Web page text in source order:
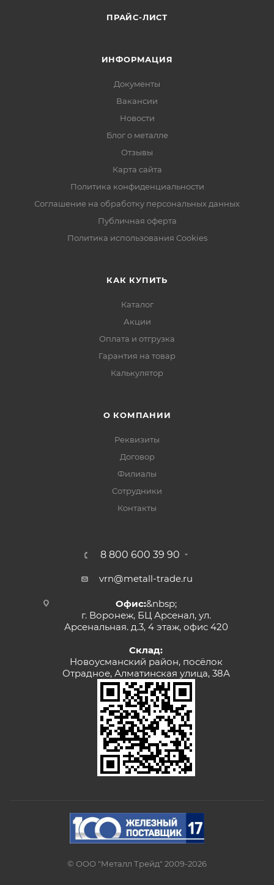
ПРАЙС-ЛИСТ
ИНФОРМАЦИЯ
Документы
Вакансии
Новости
Блог о металле
Отзывы
Карта сайта
Политика конфиденциальности
Соглашение на обработку персональных данных
Публичная оферта
Политика использования Cookies
КАК КУПИТЬ
Каталог
Акции
Оплата и отгрузка
Гарантия на товар
Калькулятор
О КОМПАНИИ
Реквизиты
Договор
Филиалы
Сотрудники
Контакты
8 800 600 39 90
vrn@metall-trade.ru
Офис:&nbsp;
г. Воронеж, БЦ Арсенал, ул.
Арсенальная. д.3, 4 этаж, офис 420
Склад:
Новоусманский район, посёлок
Отрадное, Алматинская улица, 38А
© ООО "Металл Трейд" 2009-2026